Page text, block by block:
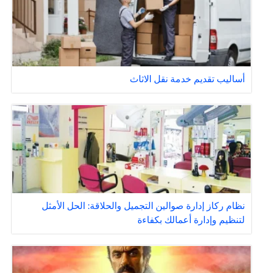
أساليب تقديم خدمة نقل الاثاث
نظام ركاز إدارة صوالين التجميل والحلاقة: الحل الأمثل
لتنظيم وإدارة أعمالك بكفاءة